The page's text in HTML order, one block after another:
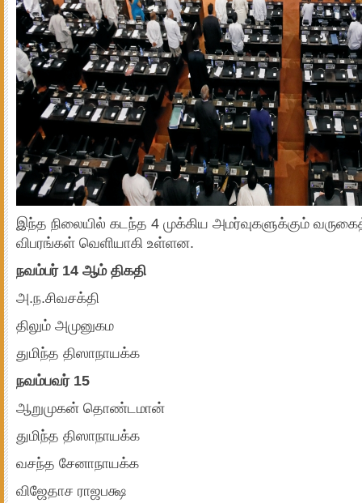
இந்த நிலையில் கடந்த 4 முக்கிய அமர்வுகளுக்கும்
விபரங்கள் வெளியாகி உள்ளன.
நவம்பர் 14 ஆம் திகதி
அ.ந.சிவசக்தி
திலும் அமுனுகம
துமிந்த திஸாநாயக்க
நவம்பவர் 15
ஆறுமுகன் தொண்டமான்
துமிந்த திஸாநாயக்க
வசந்த சேனாநாயக்க
விஜேதாச ராஜபக்ஷ